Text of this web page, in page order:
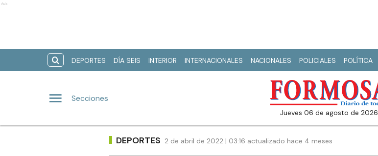
Ads
DEPORTES DÍA SEIS INTERIOR INTERNACIONALES NACIONALES POLICIALES POLÍTICA
Secciones
jueves 06 de agosto de 2026
DEPORTES 2 de abril de 2022 | 03:16 actualizado hace 4 meses